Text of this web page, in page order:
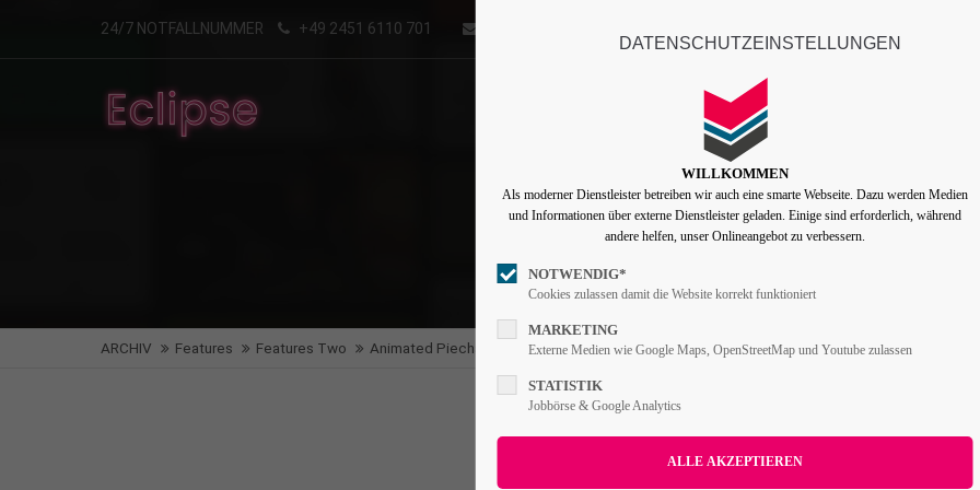
Benutzername
Angemeldet bleiben
24h / 365days
We offer support for our customers
Mon - Fri 8:00am - 5:00pm(GMT +1)
Cybersteel Inc.
376-293 City Road, Suite 600
San Francisco, CA 94102
Have any questions?
Drop us a line
24/7 NOTFALLNUMMER +49 2451 6110 701
Features
ARCHIV Features Features Two Animated Piechart
DATENSCHUTZEINSTELLUNGEN
WILLKOMMEN
Als moderner Dienstleister betreiben wir auch eine smarte Webseite. Dazu werden Medien
und Informationen über externe Dienstleister geladen. Einige sind erforderlich, während
andere helfen, unser Onlineangebot zu verbessern.
NOTWENDIG*
Cookies zulassen damit die Website korrekt funktioniert
MARKETING
Externe Medien wie Google Maps, OpenStreetMap und Youtube zulassen
STATISTIK
Jobbörse & Google Analytics